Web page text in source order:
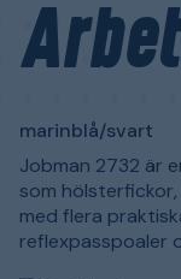
marinblå/svart
Jobman 2732 är
som
med flera
reflexpasspoaler